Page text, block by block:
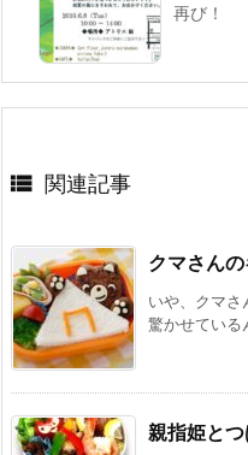
再び！
 関連記事
クマさん
いや、クマさ
驚かせている
親指姫と